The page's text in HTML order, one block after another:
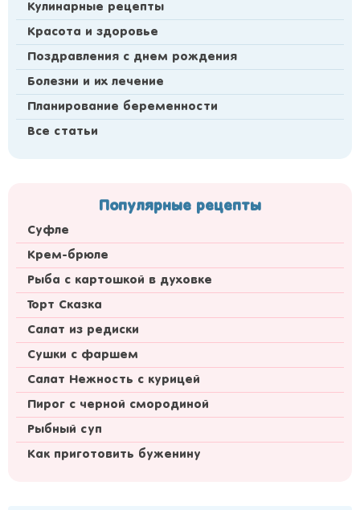
Кулинарные рецепты
Красота и здоровье
Поздравления с днем рождения
Болезни и их лечение
Планирование беременности
Все статьи
Популярные рецепты
Суфле
Крем-брюле
Рыба с картошкой в духовке
Торт Сказка
Салат из редиски
Сушки с фаршем
Салат Нежность с курицей
Пирог с черной смородиной
Рыбный суп
Как приготовить буженину